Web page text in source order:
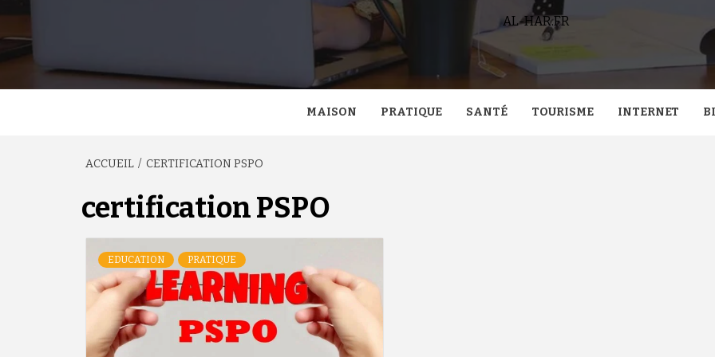
AL-HAR.FR
MAISON PRATIQUE SANTÉ TOURISME INTERNET
ACCUEIL CERTIFICATION PSPO
certification PSPO
EDUCATION PRATIQUE